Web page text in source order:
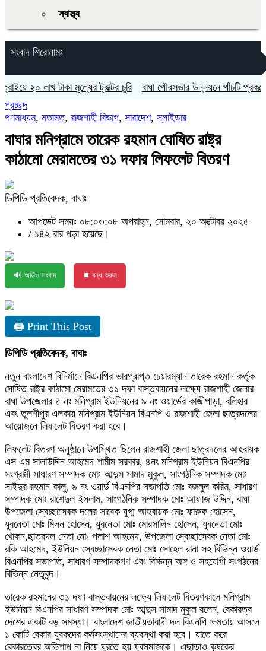
স্বাস্থ্য
সংবাদ শিরোনামঃ
লাখ টাকা মূল্যের ট্রাক্টর চুরি বাঘা পৌরসভার উন্নয়নে পাঁচটি
প্রচ্ছদ
গণমাধ্যম, মতামত, রাজশাহী বিভাগ, সারাদেশ,স্লাইডার
বাঘার মনিগ্রামে তারেক রহমান ঘোষিত রাষ্ট্র
কাঠামো মেরামতের ৩১ দফার লিফলেট বিতরণ
ডিপিডি প্রতিবেদক, বাঘাঃ
আপডেট সময়ঃ ০৮:০৩:০৮ অপরাহ্ন, সোমবার, ২০ অক্টোবর ২০২৫
/ ১৪২ বার পড়া হয়েছে।
🔊 অডিও সংবাদ ⏹ বন্ধ করুন
🖨 Print This Post
ডিপিডি প্রতিবেদক, বাঘাঃ
নতুন বাংলাদেশ বিনির্মানে বিএনপির ভারপ্রাপ্ত চেয়ারম্যান তারেক রহমান কর্তৃক
ঘোষিত রাষ্ট্র কাঠামো মেরামতের ৩১ দফা বাস্তবায়নের লক্ষ্যে রাজশাহী জেলার
বাঘা উপজেলার ৪ নং মনিগ্রাম ইউনিয়নের ৯ নং ওয়ার্ডের কাজীপাড়া, বলিহার
এবং তুলশীপুর এলকায় মনিগ্রাম ইউনিয়ন বিএনপি ও রাজশাহী জেলা ছাত্রদলের
আয়োজনে লিফলেট বিতরণ করা হবে।
লিফলেট বিতরণ অনুষ্ঠানে উপস্থিত ছিলেন রাজশাহী জেলা ছাত্রদলের আহবায়ক
এস এম সালাউদ্দিন আহমেদ শামীম সরকার, ৪নং মনিগ্রাম ইউনিয়ন বিএনপির
সংগ্রামী সাধারণ সম্পাদক মোঃ আব্দুস সামাদ মুকুল, সাংগঠনিক সম্পাদক মোঃ
সাইদুর রহমান কালু, ৯ নং ওয়ার্ড বিএনপির সভাপতি মোঃ বজলুল করিম, সাধারণ
সম্পাদক মোঃ রাশেদুল ইসলাম, সাংগঠনিক সম্পাদক মোঃ আফাজ উদ্দিন, বাঘা
উপজেলা স্বেচ্ছাসেবক দলের সাবেক যুগ্ম আহবায়ক মোঃ ফারুক হোসেন,
যুবনেতা মোঃ মিলন হোসেন, যুবনেতা মোঃ মোরসালিন হোসেন, যুবনেতা মোঃ
খোকন,ছাত্রদল নেতা মোঃ পলাশ আহমেদ, উপজেলা স্বেচ্ছাসেবক নেতা মোঃ
রকি আহমেদ, ইউনিয়ন স্বেচ্ছাসেবক নেতা মোঃ সোহেল রানা সহ বিভিন্ন ওয়ার্ড
বিএনপির সভাপতি, সাধারণ সম্পাদকগণ এবং বিভিন্ন অঙ্গ ও সহযোগী সংগঠনের
বিভিন্ন নেতৃবৃন্দ।
তারেক রহমানের ৩১ দফা বাস্তবায়নের লক্ষ্যে লিফলেট বিতরণকালে মনিগ্রাম
ইউনিয়ন বিএনপির সাধারণ সম্পাদক মোঃ আব্দুস সামাদ মুকুল বলেন, বেকারত্ব
দেশের একটি বড় সমস্যা। বাংলাদেশ জাতীয়তাবাদী দল বিএনপি ক্ষমতায় আসলে
১ কোটি বেকার যুবকদের কর্মসংস্থানের ব্যবস্থা করা হবে। যাতে করে
বেকারত্বের অভিশাপ না নিয়ে ঘুরতে হয় যুবসমাজকে। এছাড়াও কৃষকের